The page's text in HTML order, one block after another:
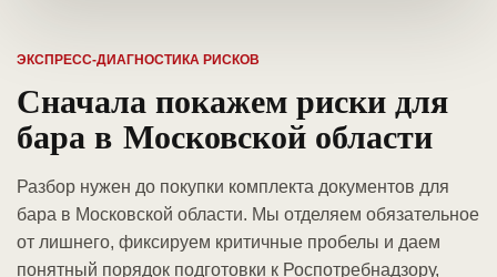
ЭКСПРЕСС-ДИАГНОСТИКА РИСКОВ
Сначала покажем риски для
бара в Московской области
Разбор нужен до покупки комплекта документов для
бара в Московской области. Мы отделяем обязательное
от лишнего, фиксируем критичные пробелы и даем
понятный порядок подготовки к Роспотребнадзору,